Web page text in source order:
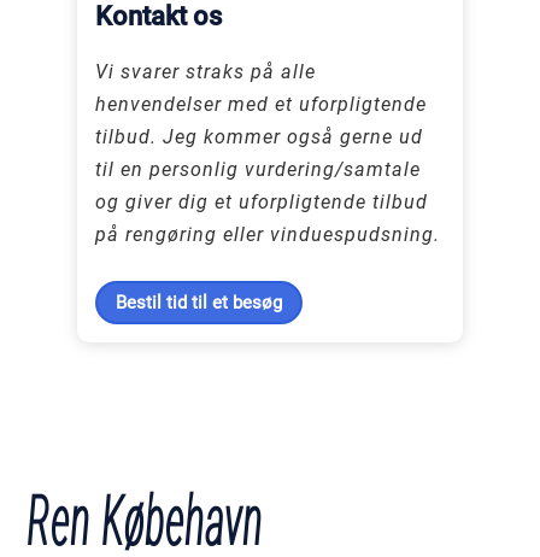
Kontakt os
Vi svarer straks på alle
henvendelser med et uforpligtende
tilbud. Jeg kommer også gerne ud
til en personlig vurdering/samtale
og giver dig et uforpligtende tilbud
på rengøring eller vinduespudsning.
Bestil tid til et besøg
Ren Købehavn